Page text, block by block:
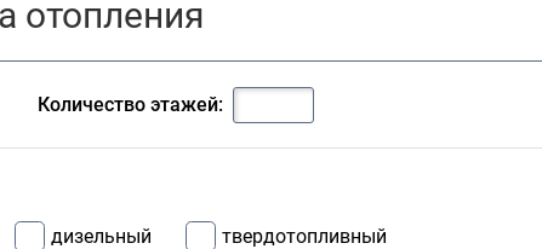
отопления
Количество этажей:
дизельный твердотопливный